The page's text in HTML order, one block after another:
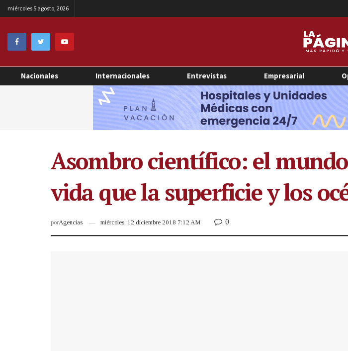
miércoles 5 agosto, 2026
Nacionales Internacionales Entrevistas Empresarial
Asombro científico: el
vida que la superficie y los
porAgencias miércoles, 12 diciembre 2018 7:12 AM 0